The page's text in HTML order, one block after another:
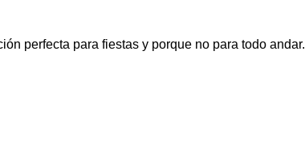
perfecta para fiestas y porque no para todo andar.